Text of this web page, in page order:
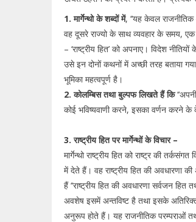
1. मार्गेन्थो के शब्दों में, ‘‘यह केवल
वह दूसरे राज्यो के साथ व्यवहार के समय, एक
– ‘राष्ट्रीय हित’ को अपनाए। विदेश नीतियों
उसे इन दोनों कथनों में अच्छी तरह बताया
भूमिका महत्वपूर्ण है।
2. कोलम्बिस तथा बुल्पफ लिखते हैं कि
कोई भविष्यवाणी करने, इसका वर्णन करने के
3. राष्ट्रीय हित पर मार्गेन्थों के विचार –
मार्गेन्थो राष्ट्रीय हित को राष्ट्र की
में देते हैं। वह राष्ट्रीय हित की अवधारणा
हैं ‘‘राष्ट्रीय हित की अवधारणा सर्वजन
अवशेष इसमें अन्तविष्ट है तथा इसके
अनुरूप होते हैं। यह राजनीतिक परम्पराओं तथा